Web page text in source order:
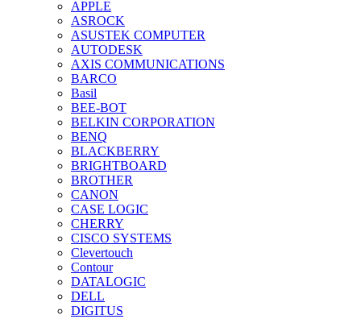
APPLE
ASROCK
ASUSTEK COMPUTER
AUTODESK
AXIS COMMUNICATIONS
BARCO
Basil
BEE-BOT
BELKIN CORPORATION
BENQ
BLACKBERRY
BRIGHTBOARD
BROTHER
CANON
CASE LOGIC
CHERRY
CISCO SYSTEMS
Clevertouch
Contour
DATALOGIC
DELL
DIGITUS